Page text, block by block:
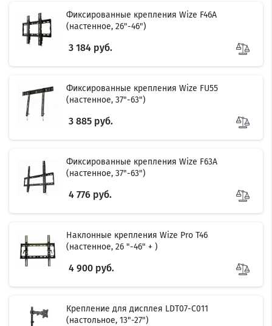
Фиксированные крепления Wize F46A
(настенное, 26"-46")
3 184 руб.
Фиксированные крепления Wize FU55
(настенное, 37"-63")
3 885 руб.
Фиксированные крепления Wize F63A
(настенное, 37"-63")
4 776 руб.
Наклонные крепления Wize Pro T46
(настенное, 26 "-46" + )
4 900 руб.
Крепление для дисплея LDT07-C011
(настольное, 13"-27")